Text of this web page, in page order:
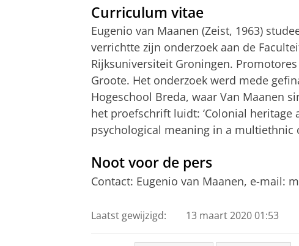
Curriculum vitae
Eugenio van Maanen (Zeist, 1963)
verrichtte zijn onderzoek aan de
Rijksuniversiteit Groningen.
Groote. Het onderzoek werd mede
Hogeschool Breda, waar Van Maanen
het proefschrift luidt: ‘Colonial
psychological meaning in a multiethnic
Noot voor de pers
Contact: Eugenio van Maanen, e-mail:
Laatst gewijzigd: 13 maart 2020 01:53